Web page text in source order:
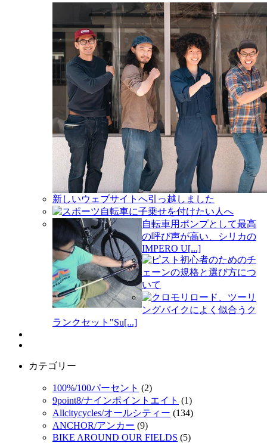
新しいウェブサイトへ引っ越しました
スポーツ自転車に子乗せを付けたい人へ
自転車用ポンプとして最高
の呼び声が高い、シリカの
IMPERO U[...]
ピスト初心者のためのチ
ェーンの規格と選び方につ
いて
クロモリロード、ツーリ
ングバイクによく似合うク
ランクセット"Su[...]
カテゴリー
100%/100パーセント (2)
9point8/ナインポイントエイト (1)
Allcitycycles/オールシティー (134)
ANCHOR/アンカー (9)
BIKE AROUND OUR FIELDS (5)